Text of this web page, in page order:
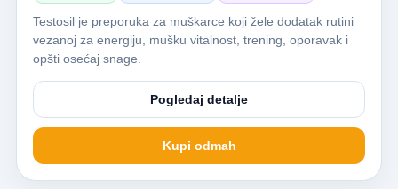
Testosil je preporuka za muškarce koji žele dodatak rutini
vezanoj za energiju, mušku vitalnost, trening, oporavak i
opšti osećaj snage.
Pogledaj detalje
Kupi odmah